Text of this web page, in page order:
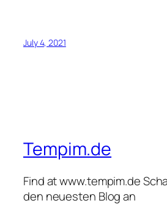
July 4, 2021
Tempim.de
Find at www.tempim.de
den neuesten Blog an